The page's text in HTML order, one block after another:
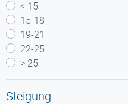
< 15
15-18
19-21
22-25
> 25
Steigung